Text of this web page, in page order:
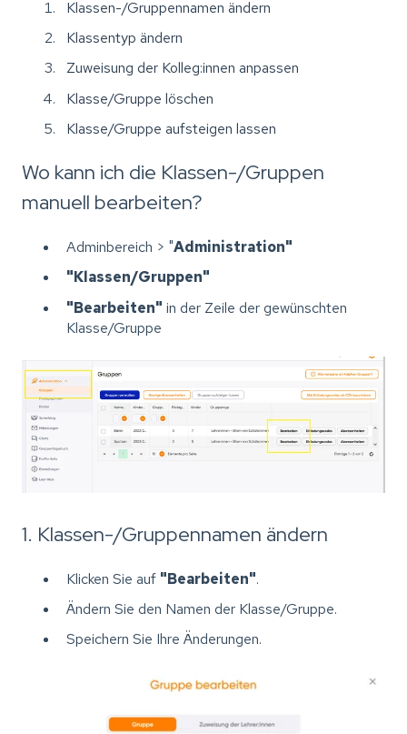
Klassen-/Gruppennamen ändern
Klassentyp ändern
Zuweisung der Kolleg:innen anpassen
Klasse/Gruppe löschen
Klasse/Gruppe aufsteigen lassen
Wo kann ich die Klassen-/Gruppen
manuell bearbeiten?
Adminbereich > "Administration"
"Klassen/Gruppen"
"Bearbeiten" in der Zeile der gewünschten
Klasse/Gruppe
1. Klassen-/Gruppennamen ändern
Klicken Sie auf "Bearbeiten".
Ändern Sie den Namen der Klasse/Gruppe.
Speichern Sie Ihre Änderungen.